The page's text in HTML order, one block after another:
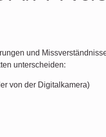
und
unterscheiden:
von der Digitalkamera)